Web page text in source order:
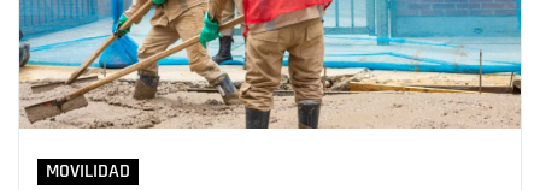
MOVILIDAD